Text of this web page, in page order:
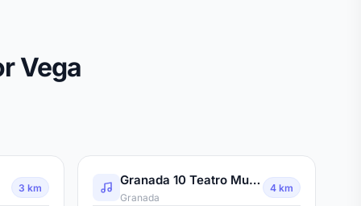
Vega
3 km
Granada 10 Teatro Musical
Granada
4 km